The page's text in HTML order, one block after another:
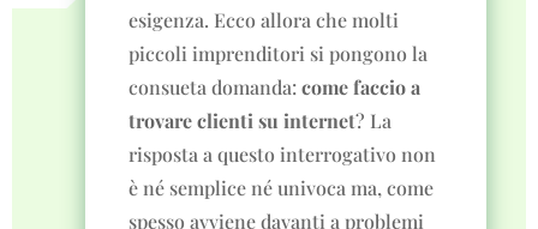
esigenza. Ecco allora che molti
piccoli imprenditori si pongono la
consueta domanda:come faccio a
trovare clienti su internet? La
risposta a questo interrogativo non
è né semplice né univoca ma, come
spesso avviene davanti a problemi